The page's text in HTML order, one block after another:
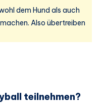
dem Hund als auch
Also übertreiben
teilnehmen?